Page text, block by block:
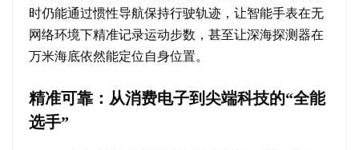
时仍能通过惯性导航保持行驶轨迹，让智能手表在无
网络环境下精准记录运动步数，甚至让深海探测器在
万米海底依然能定位自身位置。
精准可靠：从消费电子到尖端科技的“全能
选手”